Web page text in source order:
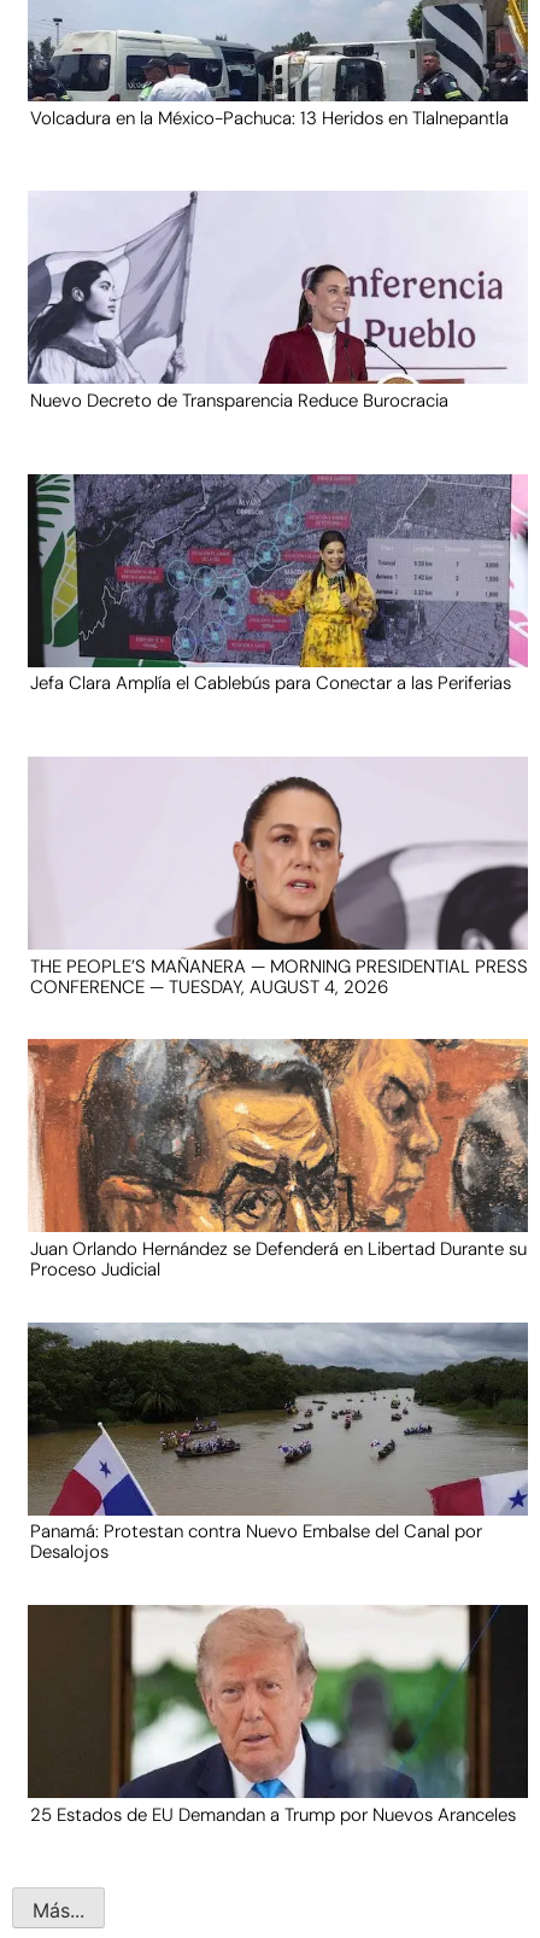
Volcadura en la México-Pachuca: 13 Heridos en Tlalnepantla
Nuevo Decreto de Transparencia Reduce Burocracia
Jefa Clara Amplía el Cablebús para Conectar a las Periferias
THE PEOPLE’S MAÑANERA — MORNING PRESIDENTIAL PRESS
CONFERENCE — TUESDAY, AUGUST 4, 2026
Juan Orlando Hernández se Defenderá en Libertad Durante su
Proceso Judicial
Panamá: Protestan contra Nuevo Embalse del Canal por
Desalojos
25 Estados de EU Demandan a Trump por Nuevos Aranceles
Más...